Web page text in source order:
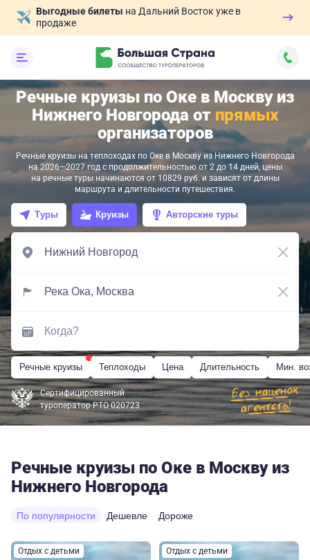
Выгодные билеты на Дальний Восток уже в
продаже
Речные круизы по Оке в Москву из
Нижнего Новгорода от прямых
организаторов
Речные круизы на теплоходах по Оке в Москву из Нижнего Новгорода
на 2026—2027 год с продолжительностью от 2 до 14 дней, цены
на речные туры начинаются от 10829 руб. и зависят от длины
маршрута и длительности путешествия.
Туры Круизы Авторские туры
Речные круизы Теплоходы Цена Длительность Мин.
Сертифицированный
туроператор РТО 020723
Речные круизы по Оке в Москву из
Нижнего Новгорода
По популярности Дешевле Дороже
Отдых с детьми Отдых с детьми